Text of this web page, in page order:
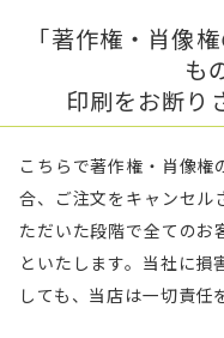
「著作権・肖像
も
印刷をお断り
こちらで著作権・肖像権
合、ご注文をキャンセル
ただいた段階で全てのお
といたします。当社に損
しても、当店は一切責任